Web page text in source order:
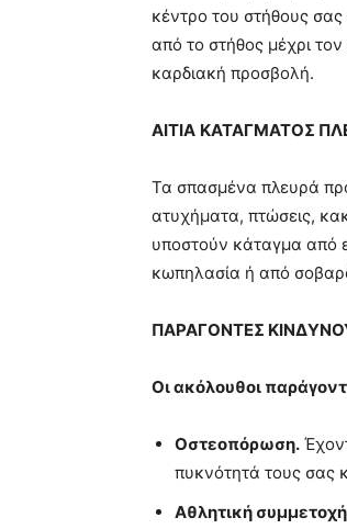
κέντρο του στήθους σας
από το στήθος μέχρι
καρδιακή προσβολή.
ΑΙΤΙΑ ΚΑΤΑΓΜΑΤΟΣ
Τα σπασμένα πλευρά
ατυχήματα, πτώσεις,
υποστούν κάταγμα από
κωπηλασία ή από
ΠΑΡΑΓΟΝΤΕΣ
Οι ακόλουθοι
Οστεοπόρωση.
πυκνότητά τους σας
Αθλητική